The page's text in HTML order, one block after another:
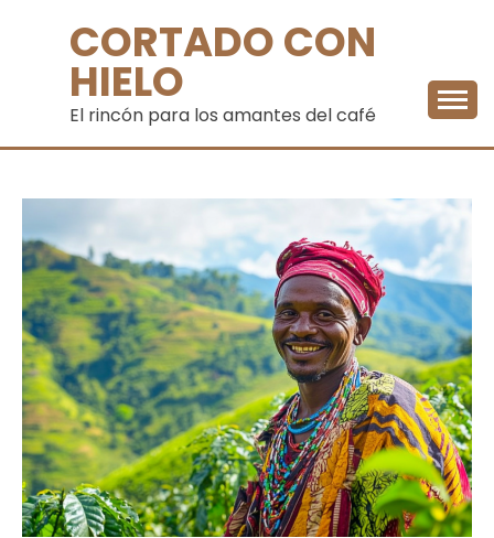
contenidoCORTADO CON
HIELO
El rincón para los amantes del café